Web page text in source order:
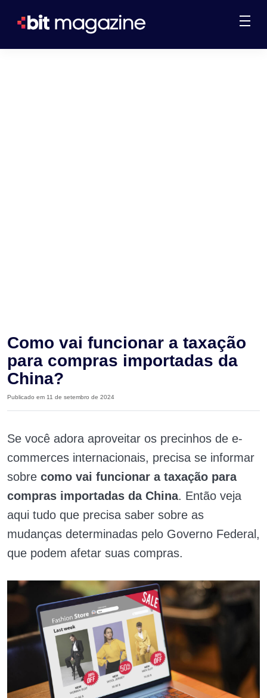
Como vai funcionar a taxação
para compras importadas da
China?
Publicado em 11 de setembro de 2024
Se você adora aproveitar os precinhos de e-
commerces internacionais, precisa se informar
sobre como vai funcionar a taxação para
compras importadas da China. Então veja
aqui tudo que precisa saber sobre as
mudanças determinadas pelo Governo Federal,
que podem afetar suas compras.